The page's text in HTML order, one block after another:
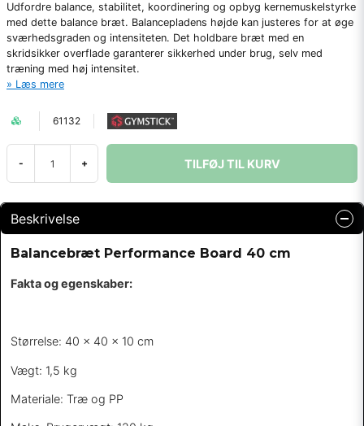
Udfordre balance, stabilitet, koordinering og opbyg kernemuskelstyrke
med dette balance bræt. Balancepladens højde kan justeres for at øge
sværhedsgraden og intensiteten. Det holdbare bræt med en
skridsikker overflade garanterer sikkerhed under brug, selv med
træning med høj intensitet.
Læs mere
61132
- + TILFØJ TIL KURV
Beskrivelse
Balancebræt Performance Board 40 cm
Fakta og egenskaber:
Størrelse: 40 x 40 x 10 cm
Vægt: 1,5 kg
Materiale: Træ og PP